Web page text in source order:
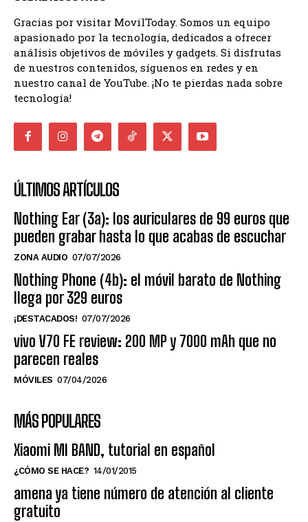
Gracias por visitar MovilToday. Somos un equipo
apasionado por la tecnología, dedicados a ofrecer
análisis objetivos de móviles y gadgets. Si disfrutas
de nuestros contenidos, síguenos en redes y en
nuestro canal de YouTube. ¡No te pierdas nada sobre
tecnología!
ÚLTIMOS ARTÍCULOS
Nothing Ear (3a): los auriculares de 99 euros que
pueden grabar hasta lo que acabas de escuchar
ZONA AUDIO 07/07/2026
Nothing Phone (4b): el móvil barato de Nothing
llega por 329 euros
¡DESTACADOS! 07/07/2026
vivo V70 FE review: 200 MP y 7000 mAh que no
parecen reales
MÓVILES 07/04/2026
MÁS POPULARES
Xiaomi MI BAND, tutorial en español
¿CÓMO SE HACE? 14/01/2015
amena ya tiene número de atención al cliente
gratuito